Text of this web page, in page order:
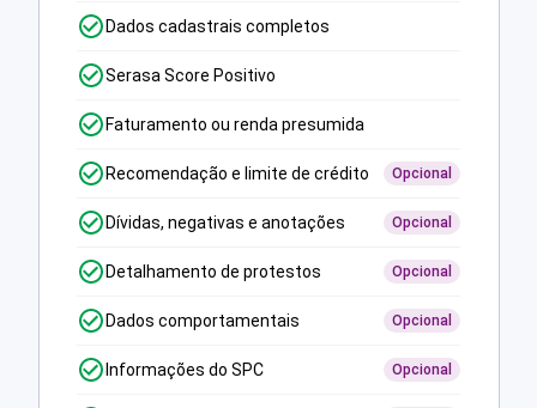
Dados cadastrais completos
Serasa Score Positivo
Faturamento ou renda presumida
Recomendação e limite de crédito Opcional
Dívidas, negativas e anotações Opcional
Detalhamento de protestos Opcional
Dados comportamentais Opcional
Informações do SPC Opcional